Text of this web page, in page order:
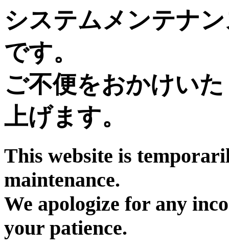
システムメンテナ
です。
ご不便をおかけい
上げます。
This website is
maintenance.
We apologize for any
your patience.